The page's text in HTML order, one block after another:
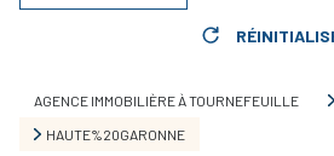
AGENCE IMMOBILIÈRE À TOURNEFEUILLE
HAUTE%20GARONNE